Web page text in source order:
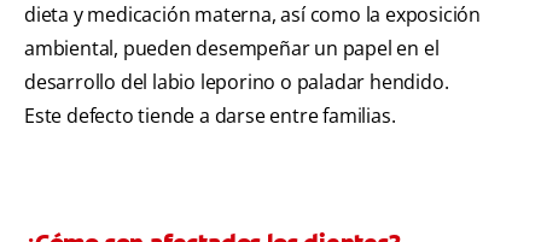
dieta y medicación materna, así como la exposición
ambiental, pueden desempeñar un papel en el
desarrollo del labio leporino o paladar hendido.
Este defecto tiende a darse entre familias.